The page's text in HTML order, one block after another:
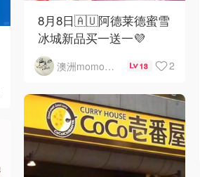
8月8日🇦🇺阿德莱德蜜雪
冰城新品买一送一💜
澳洲momo爱吃 13 2